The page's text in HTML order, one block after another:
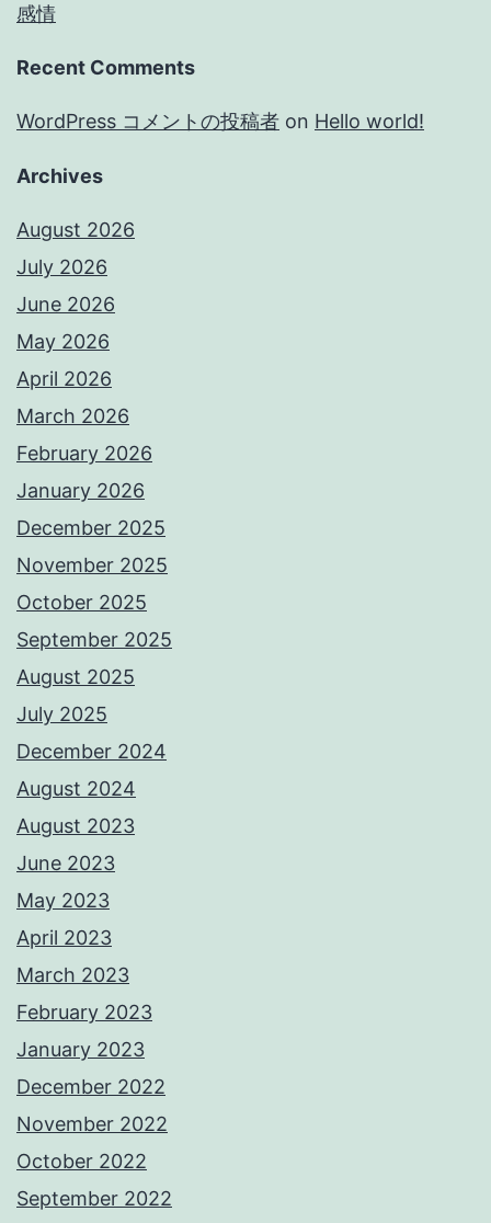
感情
Recent Comments
WordPress コメントの投稿者 on Hello world!
Archives
August 2026
July 2026
June 2026
May 2026
April 2026
March 2026
February 2026
January 2026
December 2025
November 2025
October 2025
September 2025
August 2025
July 2025
December 2024
August 2024
August 2023
June 2023
May 2023
April 2023
March 2023
February 2023
January 2023
December 2022
November 2022
October 2022
September 2022